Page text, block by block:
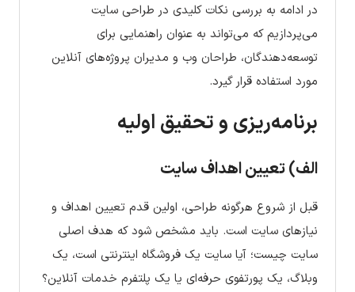
در ادامه به بررسی نکات کلیدی در طراحی سایت
می‌پردازیم که می‌تواند به عنوان راهنمایی برای
توسعه‌دهندگان، طراحان وب و مدیران پروژه‌های آنلاین
مورد استفاده قرار گیرد.
برنامه‌ریزی و تحقیق اولیه
الف) تعیین اهداف سایت
قبل از شروع هرگونه طراحی، اولین قدم تعیین اهداف و
نیازهای سایت است. باید مشخص شود که هدف اصلی
سایت چیست؛ آیا سایت یک فروشگاه اینترنتی است، یک
وبلاگ، یک پورتفوی حرفه‌ای یا یک پلتفرم خدمات آنلاین؟